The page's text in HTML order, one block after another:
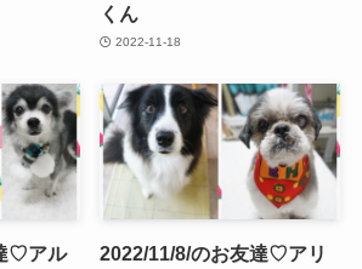
くん
2022-11-18
♡アル
2022/11/8/のお友達♡アリ